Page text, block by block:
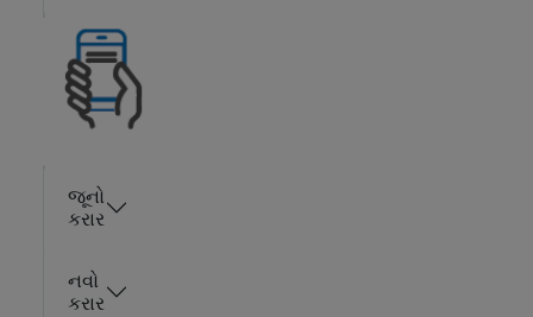
જૂનો
કરાર
નવો
કરાર